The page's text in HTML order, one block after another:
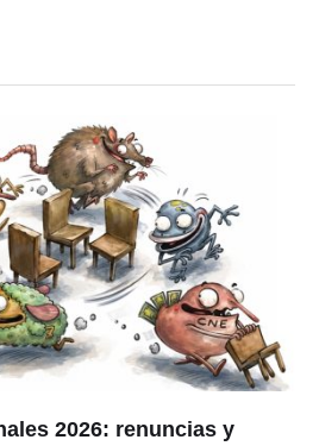
2026: renuncias y